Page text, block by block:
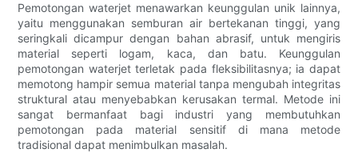
Pemotongan waterjet menawarkan keunggulan unik lainnya,
yaitu menggunakan semburan air bertekanan tinggi, yang
seringkali dicampur dengan bahan abrasif, untuk mengiris
material seperti logam, kaca, dan batu. Keunggulan
pemotongan waterjet terletak pada fleksibilitasnya; ia dapat
memotong hampir semua material tanpa mengubah integritas
struktural atau menyebabkan kerusakan termal. Metode ini
sangat bermanfaat bagi industri yang membutuhkan
pemotongan pada material sensitif di mana metode
tradisional dapat menimbulkan masalah.